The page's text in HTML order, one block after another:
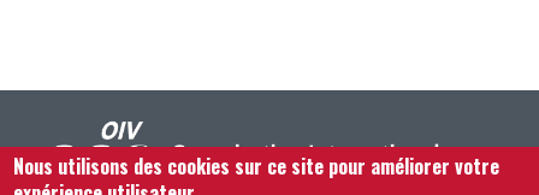
Nous utilisons des cookies sur ce site pour améliorer votre